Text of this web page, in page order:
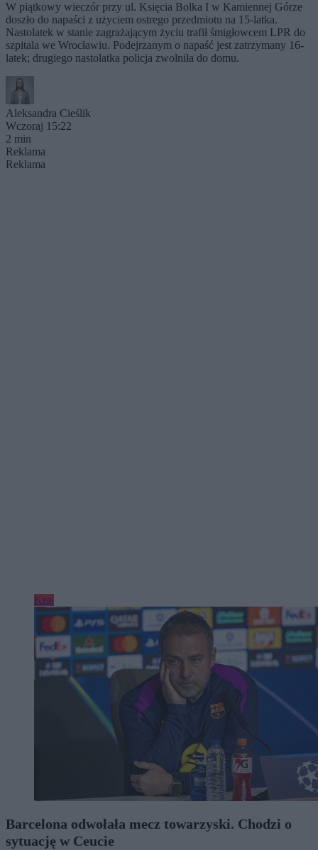
W piątkowy wieczór przy ul. Księcia Bolka I w Kamiennej Górze
doszło do napaści z użyciem ostrego przedmiotu na 15-latka.
Nastolatek w stanie zagrażającym życiu trafił śmigłowcem LPR do
szpitala we Wrocławiu. Podejrzanym o napaść jest zatrzymany 16-
latek; drugiego nastolatka policja zwolniła do domu.
Aleksandra Cieślik
Wczoraj 15:22
2 min
Reklama
Reklama
Kraj
Barcelona odwołała mecz towarzyski. Chodzi o
sytuację w Ceucie